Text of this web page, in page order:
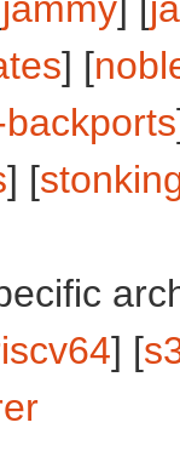
] [
] [
] [